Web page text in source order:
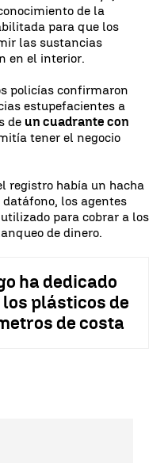
de la
para que los
las sustancias
en el interior.
policías confirmaron
estupefacientes a
de un cuadrante con
tener el negocio
registro había un hacha
los agentes
para cobrar a los
de dinero.
ha dedicado
plásticos de
de costa